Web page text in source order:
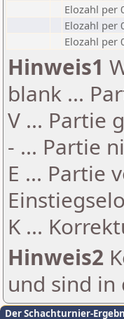
Elozahl per
Elozahl per
Elozahl per
Hinweis1
blank ...
V ... Partie
- ... Partie
E ... Partie
K ...
Hinweis2
und sind
Der Schachturnier-